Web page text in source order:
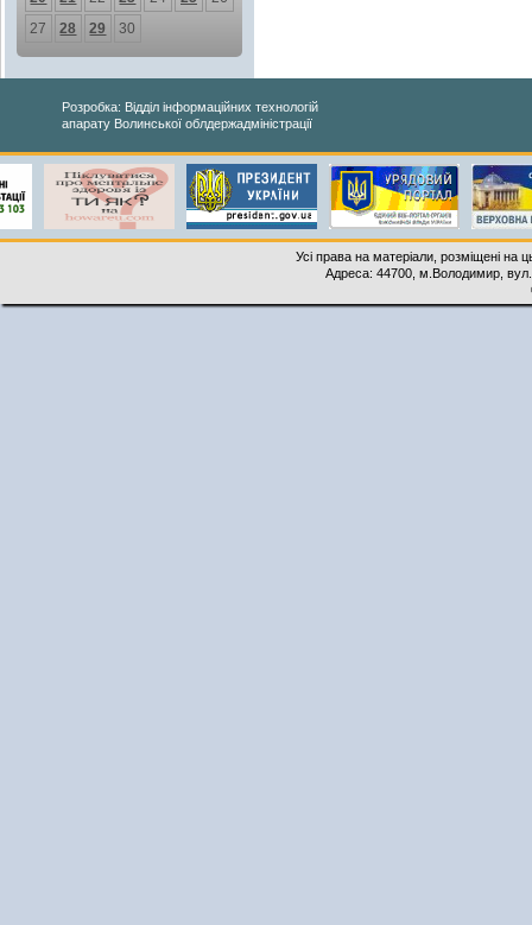
27
28 29 30
Розробка: Відділ інформаційних технологій
апарату Волинської облдержадміністрації
Усі права на матеріали, розміщені на
Адреса: 44700, м.Володимир,